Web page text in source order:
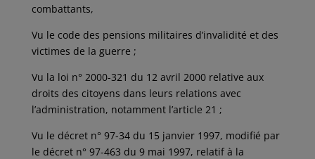
combattants,
Vu le code des pensions militaires d’invalidité et des
victimes de la guerre ;
Vu la loi n° 2000-321 du 12 avril 2000 relative aux
droits des citoyens dans leurs relations avec
l’administration, notamment l’article 21 ;
Vu le décret n° 97-34 du 15 janvier 1997, modifié par
le décret n° 97-463 du 9 mai 1997, relatif à la